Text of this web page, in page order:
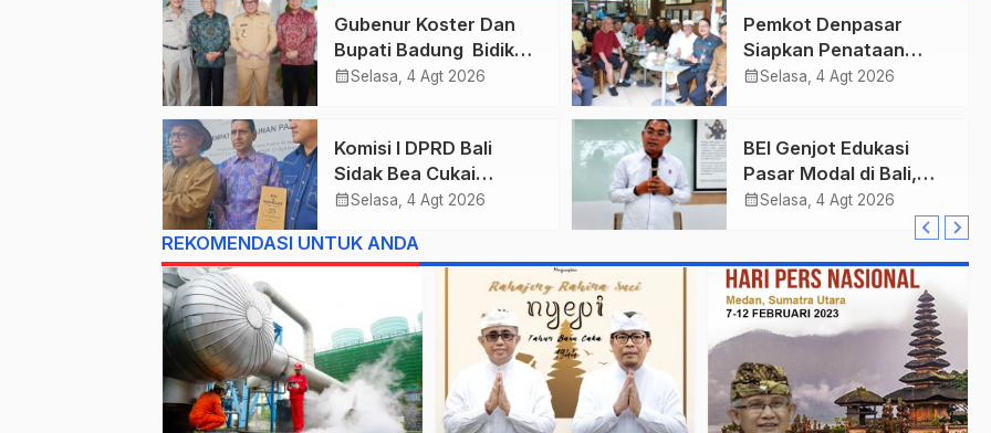
Gubenur Koster Dan
Bupati Badung Bidik
Obligasi Daerah :
calendar_monthSelasa, 4 Agt 2026
Pemkot Denpasar
Siapkan Penataan
Wajah Pusat Kota,
Prioritas
calendar_monthSelasa, 4 Agt 2026
Komisi I DPRD Bali
Sidak Bea Cukai
Ngurah Rai : Aneh Bea
List Data Barang
calendar_monthSelasa, 4 Agt 2026
BEI Genjot Edukasi
Pasar Modal di Bali,
Obligasi Daerah Dinilai
Pembangunan
calendar_monthSelasa, 4 Agt 2026
REKOMENDASI UNTUK ANDA